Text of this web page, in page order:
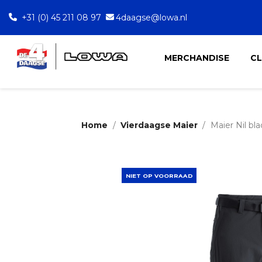
+31 (0) 45 211 08 97 4daagse@lowa.nl
MERCHANDISE
Home Vierdaagse Maier Maier Nil
NIET OP VOORRAAD